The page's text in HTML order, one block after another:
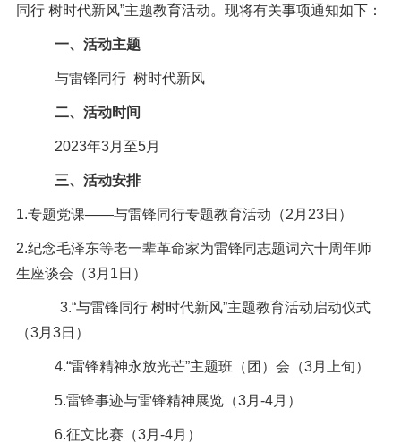
同行 树时代新风”主题教育活动。现将有关事项通知如下：
一、活动主题
与雷锋同行 树时代新风
二、活动时间
2023年3月至5月
三、活动安排
1.专题党课——与雷锋同行专题教育活动（2 月 23日）
2.纪念毛泽东等老一辈革命家为雷锋同志题词六十周年师
生座谈会（3月 1 日）
3.“与雷锋同行 树时代新风”主题教育活动启动仪式
（3月 3日）
4.“雷锋精神永放光芒”主题班（团）会（3月上旬）
5.雷锋事迹与雷锋精神展览（3月 -4月）
6.征文比赛（3月 -4月）